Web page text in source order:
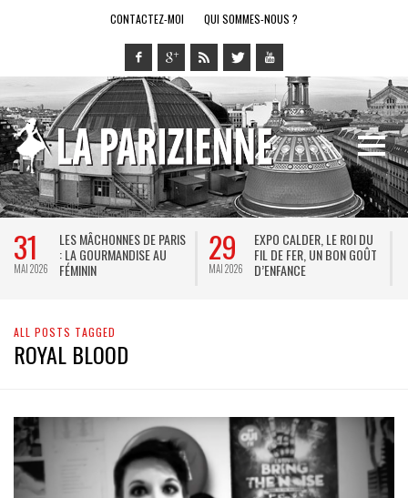
CONTACTEZ-MOI QUI SOMMES-NOUS ?
31
MAI 2026
LES MÂCHONNES DE PARIS
: LA GOURMANDISE AU
FÉMININ
29
MAI 2026
EXPO CALDER, LE ROI DU
FIL DE FER, UN BON GOÛT
D’ENFANCE
ALL POSTS TAGGED
ROYAL BLOOD